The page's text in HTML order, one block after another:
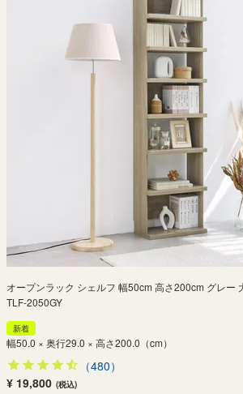
オープンラック シェルフ 幅50cm 高さ200cm グレー
TLF-2050GY
新着
幅50.0 × 奥行29.0 × 高さ200.0（cm）
（480）
¥ 19,800 (税込)